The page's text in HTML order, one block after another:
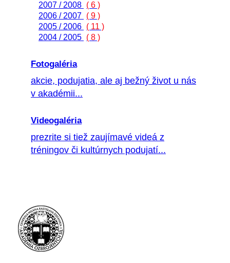
2007 / 2008 ( 6 )
2006 / 2007 ( 9 )
2005 / 2006 ( 11 )
2004 / 2005 ( 8 )
Fotogaléria
akcie, podujatia, ale aj bežný život u nás
v akadémii...
Videogaléria
prezrite si tiež zaujímavé videá z
tréningov či kultúrnych podujatí...